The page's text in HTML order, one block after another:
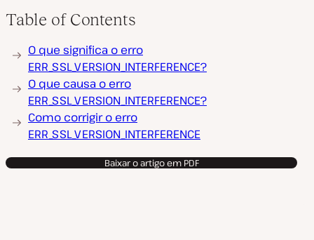
Table of Contents
O que significa o erro
ERR_SSL_VERSION_INTERFERENCE?
O que causa o erro
ERR_SSL_VERSION_INTERFERENCE?
Como corrigir o erro
ERR_SSL_VERSION_INTERFERENCE
Baixar o artigo em PDF